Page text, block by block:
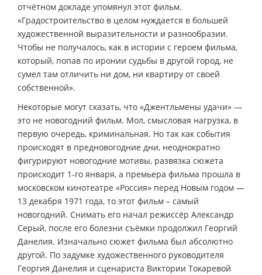
отчётном докладе упомянул этот фильм.
«Градостроительство в целом нуждается в большей
художественной выразительности и разнообразии.
Чтобы не получалось, как в истории с героем фильма,
который, попав по иронии судьбы в другой город, не
сумел там отличить ни дом, ни квартиру от своей
собственной».
Некоторые могут сказать, что «Джентльмены удачи» —
это не новогодний фильм. Мол, смысловая нагрузка, в
первую очередь, криминальная. Но так как события
происходят в предновогодние дни, неоднократно
фигурируют новогодние мотивы, развязка сюжета
происходит 1-го января, а премьера фильма прошла в
московском кинотеатре «Россия» перед Новым годом —
13 декабря 1971 года, то этот фильм – самый
новогодний. Снимать его начал режиссёр Александр
Серый, после его болезни съёмки продолжил Георгий
Данелия. Изначально сюжет фильма был абсолютно
другой. По задумке художественного руководителя
Георгия Данелия и сценариста Виктории Токаревой